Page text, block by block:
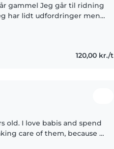
gammel Jeg går til ridning
har lidt udfordringer men
120,00 kr./t
old. I love babis and spend
care of them, because i